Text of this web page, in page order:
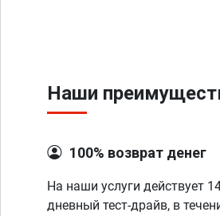
Наши
100% возврат денег
На наши услуги действует
дневный тест-драйв, в